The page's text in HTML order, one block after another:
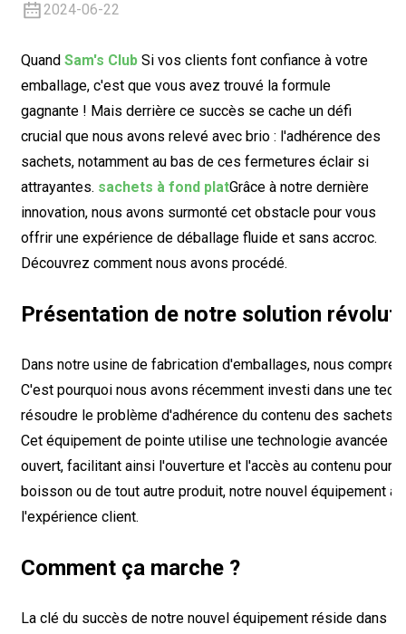
2024-06-22
Quand Sam's ClubSi vos clients font confiance à votre
emballage, c'est que vous avez trouvé la formule
gagnante ! Mais derrière ce succès se cache un défi
crucial que nous avons relevé avec brio : l'adhérence des
sachets, notamment au bas de ces fermetures éclair si
attrayantes. sachets à fond platGrâce à notre dernière
innovation, nous avons surmonté cet obstacle pour vous
offrir une expérience de déballage fluide et sans accroc.
Découvrez comment nous avons procédé.
Présentation de notre solution
Dans notre usine de fabrication d'emballages, nous
C'est pourquoi nous avons récemment investi dans une
résoudre le problème d'adhérence du contenu des sachets
Cet équipement de pointe utilise une technologie avancée
ouvert, facilitant ainsi l'ouverture et l'accès au contenu pour
boisson ou de tout autre produit, notre nouvel équipement
l'expérience client.
Comment ça marche ?
La clé du succès de notre nouvel équipement réside dans